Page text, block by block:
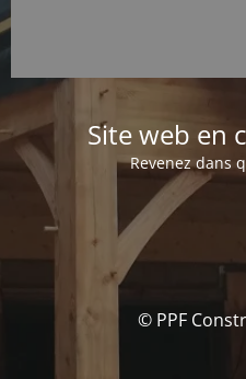
Site web en
Revenez dans
© PPF